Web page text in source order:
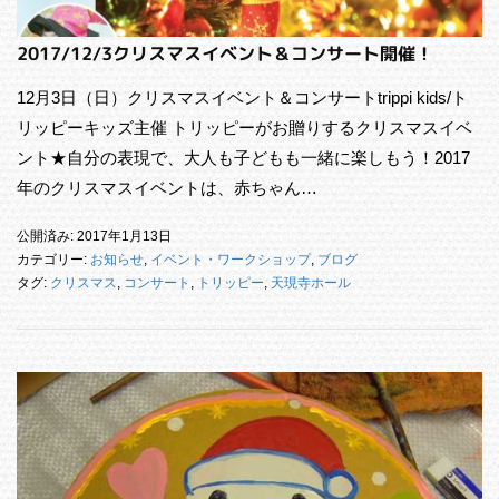
2017/12/3クリスマスイベント＆コンサート開催！
12月3日（日）クリスマスイベント＆コンサートtrippi kids/ト
リッピーキッズ主催 トリッピーがお贈りするクリスマスイベ
ント★自分の表現で、大人も子どもも一緒に楽しもう！2017
年のクリスマスイベントは、赤ちゃん…
公開済み: 2017年1月13日
カテゴリー: お知らせ, イベント・ワークショップ, ブログ
タグ: クリスマス, コンサート , トリッピー, 天現寺ホール